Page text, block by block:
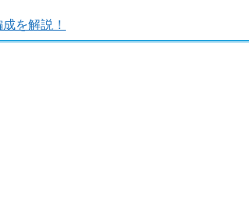
を解説！